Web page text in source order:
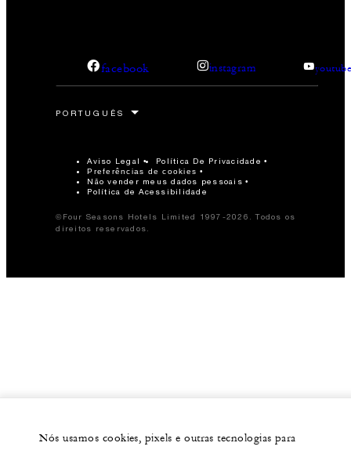
facebook instagram
Aviso Legal Política De Privacidade
Preferências de cookies
Não vender meus dados pessoais
Política de Acessibilidade
©Four Seasons Hotels Limited 1997-2026. Todos os
direitos reservados.
Nós usamos cookies, pixels e outras tecnologias para